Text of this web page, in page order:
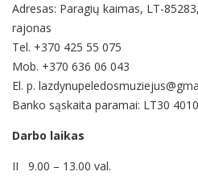
Adresas: Paragių kaimas, LT-
rajonas
Tel. +370 425 55 075
Mob. +370 636 06 043
El. p.
Banko sąskaita paramai: LT30
Darbo laikas
II 9.00 – 13.00 val.